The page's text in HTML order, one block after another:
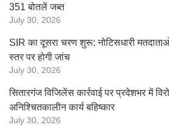
351 बोतलें जब्त
July 30, 2026
SIR का दूसरा चरण शुरू: नोटिसधारी
स्तर पर होगी जांच
July 30, 2026
सितारगंज विजिलेंस कार्रवाई पर प्रदेशभर में
अनिश्चितकालीन कार्य बहिष्कार
July 30, 2026